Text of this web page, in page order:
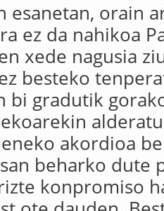
esanetan, orain
ez da nahikoa
xede nagusia
besteko
bi gradutik
akordioa
beharko dute
konpromiso